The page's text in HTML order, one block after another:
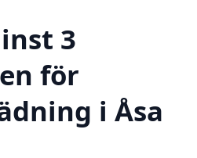
3
för
i Åsa